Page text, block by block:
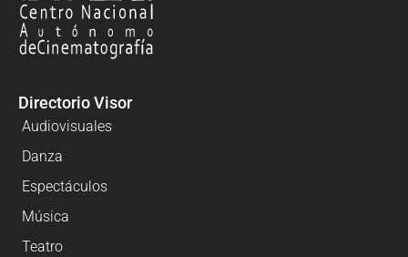
Directorio Visor
Audiovisuales
Danza
Espectáculos
Música
Teatro